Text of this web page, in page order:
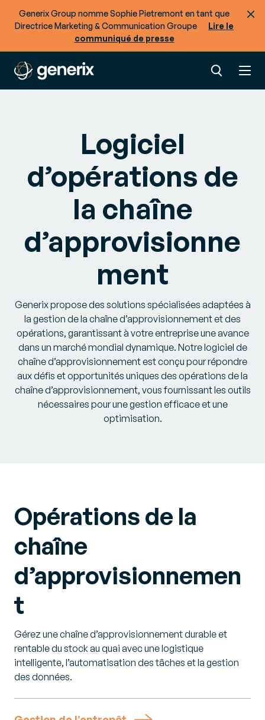
Generix Group nomme Sophie Pietremont en tant que
Directrice Marketing & Communication Groupe
Lire le
communiqué de presse
Logiciel
d’opérations de
la chaîne
d’approvisionne
ment
Generix propose des solutions spécialisées adaptées à
la gestion de la chaîne d’approvisionnement et des
opérations, garantissant à votre entreprise une avance
dans un marché mondial dynamique. Notre logiciel de
chaîne d’approvisionnement est conçu pour répondre
aux défis et opportunités uniques des opérations de la
chaîne d’approvisionnement, vous fournissant les outils
nécessaires pour une gestion efficace et une
optimisation.
Opérations de la
chaîne
d’approvisionnemen
t
Gérez une chaîne d’approvisionnement durable et
rentable du stock au quai avec une logistique
intelligente, l’automatisation des tâches et la gestion
des données.